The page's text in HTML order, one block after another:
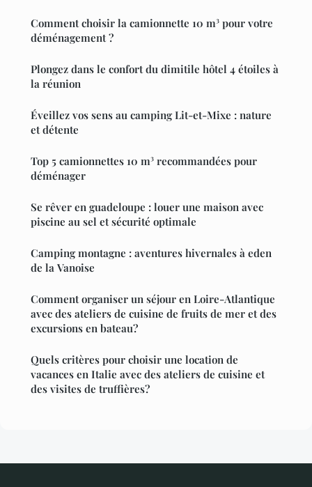
Comment choisir la camionnette 10 m³ pour votre
déménagement ?
Plongez dans le confort du dimitile hôtel 4 étoiles à
la réunion
Éveillez vos sens au camping Lit-et-Mixe : nature
et détente
Top 5 camionnettes 10 m³ recommandées pour
déménager
Se rêver en guadeloupe : louer une maison avec
piscine au sel et sécurité optimale
Camping montagne : aventures hivernales à eden
de la Vanoise
Comment organiser un séjour en Loire-Atlantique
avec des ateliers de cuisine de fruits de mer et des
excursions en bateau?
Quels critères pour choisir une location de
vacances en Italie avec des ateliers de cuisine et
des visites de truffières?